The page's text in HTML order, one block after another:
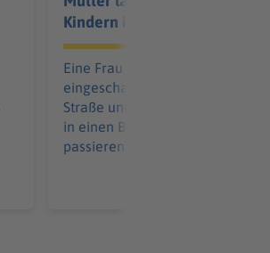
Kindern im Bach
Eine Frau ist nachts mit
eingeschaltetem Navi auf einer
Straße unterwegs. Plötzlich
in einen Bach. Wie konnte das
passieren?